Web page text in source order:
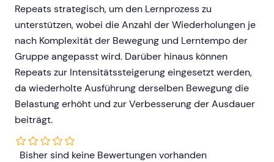
Repeats strategisch, um den Lernprozess zu
unterstützen, wobei die Anzahl der Wiederholungen je
nach Komplexität der Bewegung und Lerntempo der
Gruppe angepasst wird. Darüber hinaus können
Repeats zur Intensitätssteigerung eingesetzt werden,
da wiederholte Ausführung derselben Bewegung die
Belastung erhöht und zur Verbesserung der Ausdauer
beiträgt.
Bisher sind keine Bewertungen vorhanden